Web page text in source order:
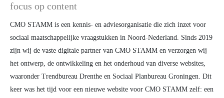
focus op content
CMO STAMM is een kennis- en adviesorganisatie die zich inzet voor
sociaal maatschappelijke vraagstukken in Noord-Nederland. Sinds 2019
zijn wij de vaste digitale partner van CMO STAMM en verzorgen wij
het ontwerp, de ontwikkeling en het onderhoud van diverse websites,
waaronder Trendbureau Drenthe en Sociaal Planbureau Groningen. Dit
keer was het tijd voor een nieuwe website voor CMO STAMM zelf: een